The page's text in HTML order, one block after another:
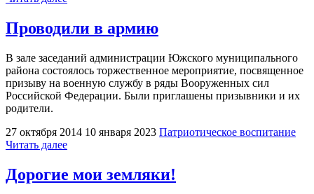
60
Проводили в армию
В зале заседаний администрации Южского муниципального
района состоялось торжественное мероприятие, посвященное
призыву на военную службу в ряды Вооруженных сил
Российской Федерации. Были приглашены призывники и их
родители.
27 октября 2014 10 января 2023 Патриотическое воспитание
Читать далее"Проводили
Дорогие мои земляки!